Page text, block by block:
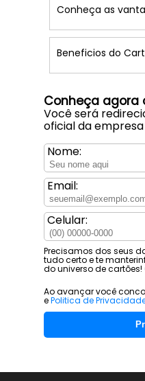
Conheça as
Beneficios do
Conheça agora
Você será
oficial da empresa
Nome:
Email:
Celular:
Precisamos dos seus
tudo certo e te manter
do universo de cartões!
Ao avançar você
ePolitica de